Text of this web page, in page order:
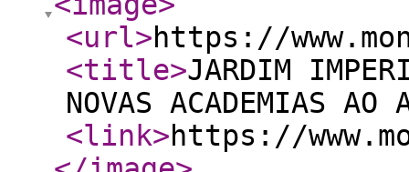
<url>https://
<title>JARDIM
NOVAS ACADEMIAS AO
<link>https://